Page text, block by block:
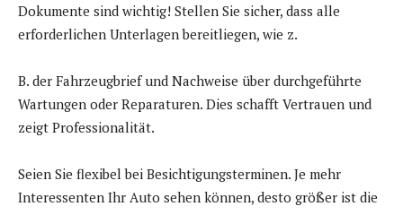
Dokumente sind wichtig! Stellen Sie sicher, dass alle
erforderlichen Unterlagen bereitliegen, wie z.
B. der Fahrzeugbrief und Nachweise über durchgeführte
Wartungen oder Reparaturen. Dies schafft Vertrauen und
zeigt Professionalität.
Seien Sie flexibel bei Besichtigungsterminen. Je mehr
Interessenten Ihr Auto sehen können, desto größer ist die